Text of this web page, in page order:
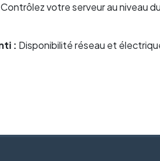
Contrôlez votre serveur au niveau
: Disponibilité réseau et